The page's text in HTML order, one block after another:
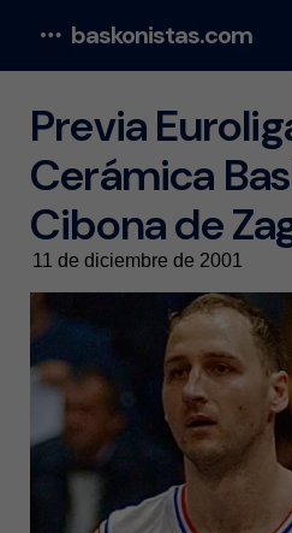
baskonistas.com
Previa
Cerámica
Cibona de
11 de diciembre de 2001